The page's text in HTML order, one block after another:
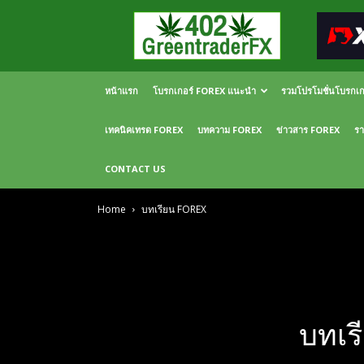
Greentraderfx
ความ
FOREX
เปิด
หน้าแรก โบรกเกอร์ FOREX แนะนำ รวมโปรโมชั่นโบรกเ
เทคนิคเทรด FOREX บทความ FOREX ข่าวสาร FOREX ร
CONTACT US
Home บทเรียน FOREX
บทเ